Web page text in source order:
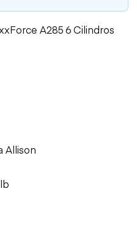
A285 6 Cilindros
Allison